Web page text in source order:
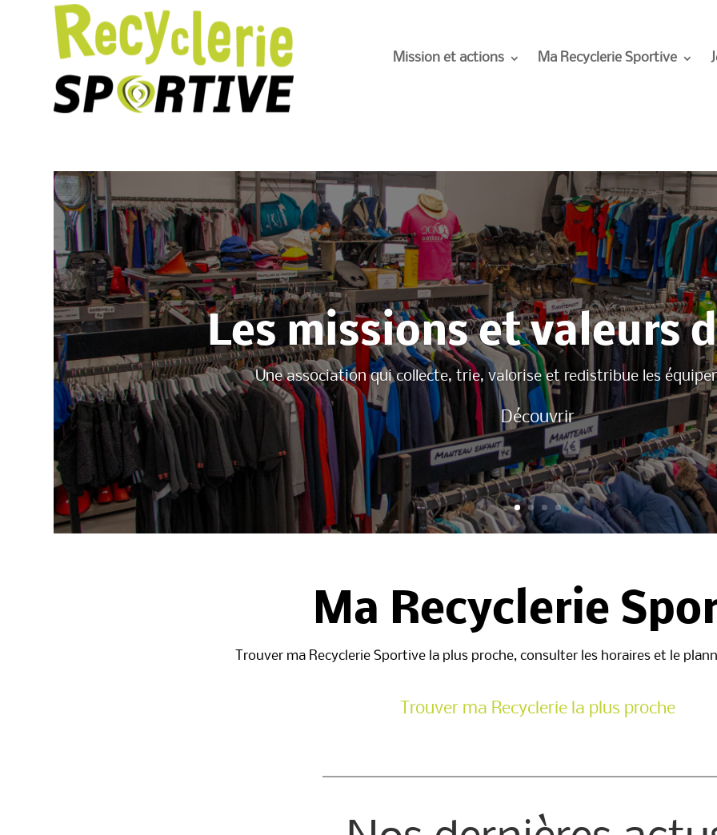
Mission et actions Ma Recyclerie Sportive
Les missions et valeurs
Une association qui collecte, trie, valorise et redistribue les
Découvrir
Ma Recyclerie
Trouver ma Recyclerie Sportive la plus proche, consulter les horaires et le
Trouver ma Recyclerie la plus proche